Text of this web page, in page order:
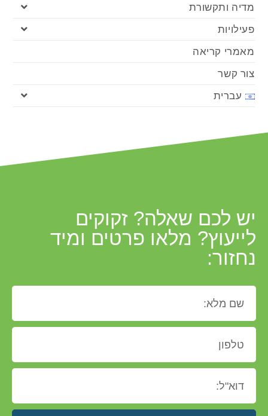
מדיה ותקשורת
פעילויות
מאמרי קריאה
צור קשר
עברית
יש לכם שאלה? זקוקים
לייעוץ? מלאו פרטים ומיד
נחזור: